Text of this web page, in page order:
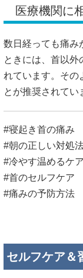
医療機関に
数日経っても痛み
ときには、首以外
れています。その
とが推奨されてい
#寝起き首の痛み
#朝の正しい対処
#冷やす温めるケア
#首のセルフケア
#痛みの予防方法
セルフケア＆